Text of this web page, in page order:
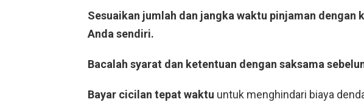
Sesuaikan jumlah dan jangka waktu pinjaman dengan
Anda sendiri.
Bacalah syarat dan ketentuan dengan saksama
Bayar cicilan tepat waktu untuk menghindari biaya